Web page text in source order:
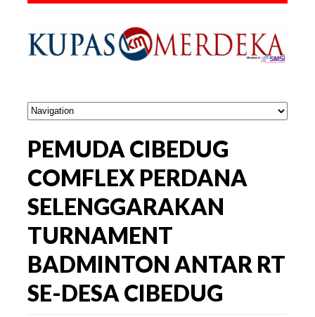
PEMUDA CIBEDUG
COMFLEX PERDANA
SELENGGARAKAN
TURNAMENT
BADMINTON ANTAR RT
SE-DESA CIBEDUG